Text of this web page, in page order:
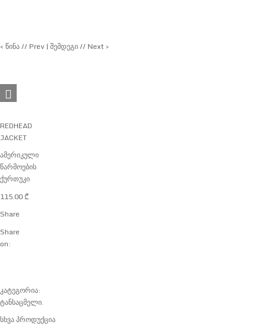
< წინა // Prev | შემდეგი // Next >
REDHEAD
JACKET
ამერიკული
წარმოების
ქურთუკი
115.00₾
Share
Share
on:
კატეგორია:
ტანსაცმელი.
სხვა პროდუქცია